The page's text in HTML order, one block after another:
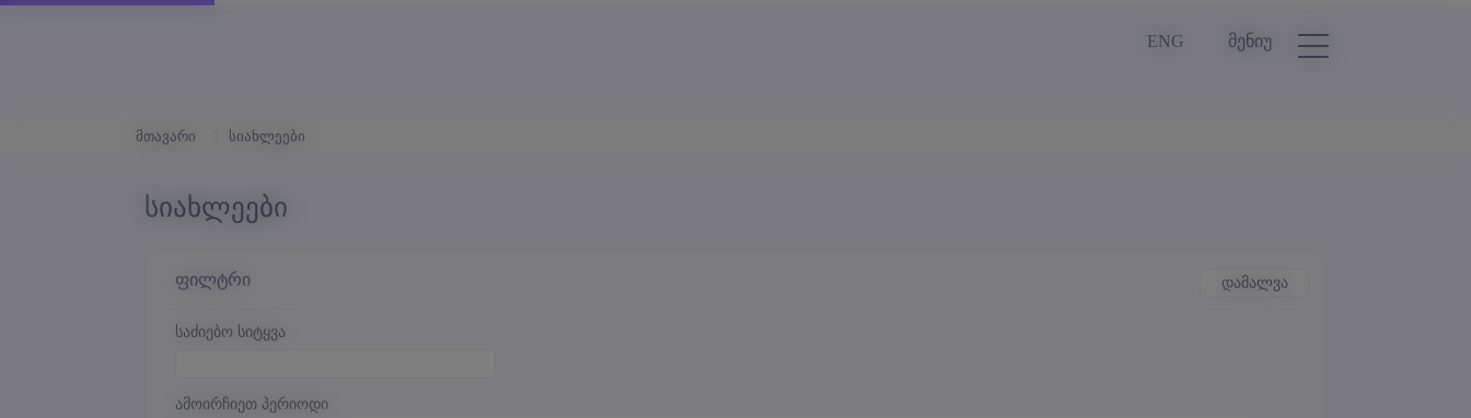
ENG მენიუ
მთავარი სიახლეები
სიახლეები
ფილტრი დამალვა
საძიებო სიტყვა
ამოირჩიეთ პერიოდი